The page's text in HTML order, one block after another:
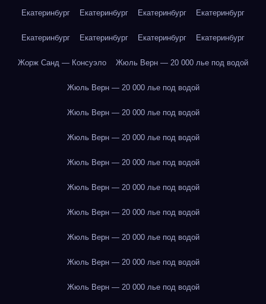
Екатеринбург Екатеринбург Екатеринбург Екатеринбург
Екатеринбург Екатеринбург Екатеринбург Екатеринбург
Жорж Санд — Консуэло Жюль Верн — 20 000 лье под водой
Жюль Верн — 20 000 лье под водой
Жюль Верн — 20 000 лье под водой
Жюль Верн — 20 000 лье под водой
Жюль Верн — 20 000 лье под водой
Жюль Верн — 20 000 лье под водой
Жюль Верн — 20 000 лье под водой
Жюль Верн — 20 000 лье под водой
Жюль Верн — 20 000 лье под водой
Жюль Верн — 20 000 лье под водой